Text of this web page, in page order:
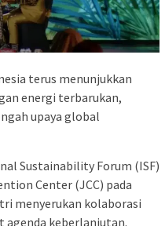
terus menunjukkan
energi terbarukan,
upaya global
Sustainability Forum (ISF)
Center (JCC) pada
menyerukan kolaborasi
keberlanjutan.